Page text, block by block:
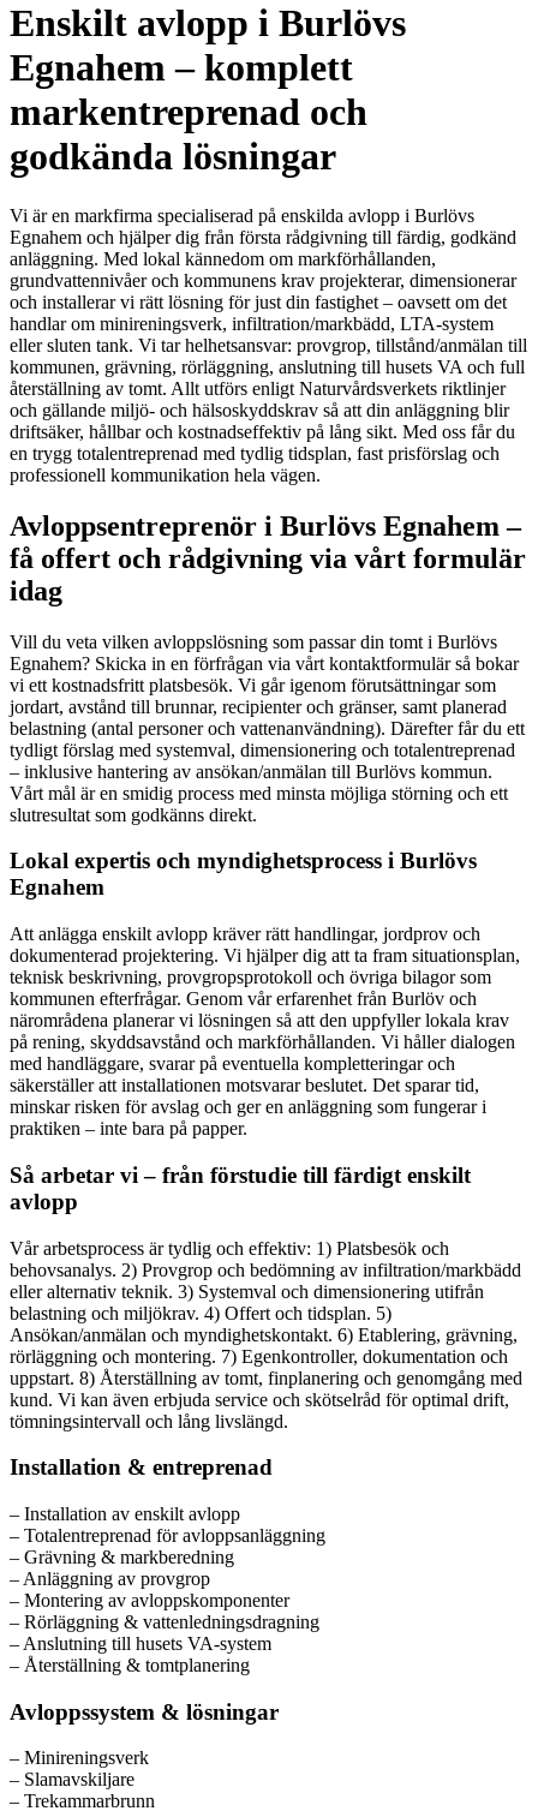
Enskilt avlopp i Burlövs
Egnahem – komplett
markentreprenad och
godkända lösningar
Vi är en markfirma specialiserad på enskilda avlopp i Burlövs
Egnahem och hjälper dig från första rådgivning till färdig, godkänd
anläggning. Med lokal kännedom om markförhållanden,
grundvattennivåer och kommunens krav projekterar, dimensionerar
och installerar vi rätt lösning för just din fastighet – oavsett om det
handlar om minireningsverk, infiltration/markbädd, LTA-system
eller sluten tank. Vi tar helhetsansvar: provgrop, tillstånd/anmälan till
kommunen, grävning, rörläggning, anslutning till husets VA och full
återställning av tomt. Allt utförs enligt Naturvårdsverkets riktlinjer
och gällande miljö- och hälsoskyddskrav så att din anläggning blir
driftsäker, hållbar och kostnadseffektiv på lång sikt. Med oss får du
en trygg totalentreprenad med tydlig tidsplan, fast prisförslag och
professionell kommunikation hela vägen.
Avloppsentreprenör i Burlövs Egnahem –
få offert och rådgivning via vårt formulär
idag
Vill du veta vilken avloppslösning som passar din tomt i Burlövs
Egnahem? Skicka in en förfrågan via vårt kontaktformulär så bokar
vi ett kostnadsfritt platsbesök. Vi går igenom förutsättningar som
jordart, avstånd till brunnar, recipienter och gränser, samt planerad
belastning (antal personer och vattenanvändning). Därefter får du ett
tydligt förslag med systemval, dimensionering och totalentreprenad
– inklusive hantering av ansökan/anmälan till Burlövs kommun.
Vårt mål är en smidig process med minsta möjliga störning och ett
slutresultat som godkänns direkt.
Lokal expertis och myndighetsprocess i Burlövs
Egnahem
Att anlägga enskilt avlopp kräver rätt handlingar, jordprov och
dokumenterad projektering. Vi hjälper dig att ta fram situationsplan,
teknisk beskrivning, provgropsprotokoll och övriga bilagor som
kommunen efterfrågar. Genom vår erfarenhet från Burlöv och
närområdena planerar vi lösningen så att den uppfyller lokala krav
på rening, skyddsavstånd och markförhållanden. Vi håller dialogen
med handläggare, svarar på eventuella kompletteringar och
säkerställer att installationen motsvarar beslutet. Det sparar tid,
minskar risken för avslag och ger en anläggning som fungerar i
praktiken – inte bara på papper.
Så arbetar vi – från förstudie till färdigt enskilt
avlopp
Vår arbetsprocess är tydlig och effektiv: 1) Platsbesök och
behovsanalys. 2) Provgrop och bedömning av infiltration/markbädd
eller alternativ teknik. 3) Systemval och dimensionering utifrån
belastning och miljökrav. 4) Offert och tidsplan. 5)
Ansökan/anmälan och myndighetskontakt. 6) Etablering, grävning,
rörläggning och montering. 7) Egenkontroller, dokumentation och
uppstart. 8) Återställning av tomt, finplanering och genomgång med
kund. Vi kan även erbjuda service och skötselråd för optimal drift,
tömningsintervall och lång livslängd.
Installation & entreprenad
– Installation av enskilt avlopp
– Totalentreprenad för avloppsanläggning
– Grävning & markberedning
– Anläggning av provgrop
– Montering av avloppskomponenter
– Rörläggning & vattenledningsdragning
– Anslutning till husets VA-system
– Återställning & tomtplanering
Avloppssystem & lösningar
– Minireningsverk
– Slamavskiljare
– Trekammarbrunn